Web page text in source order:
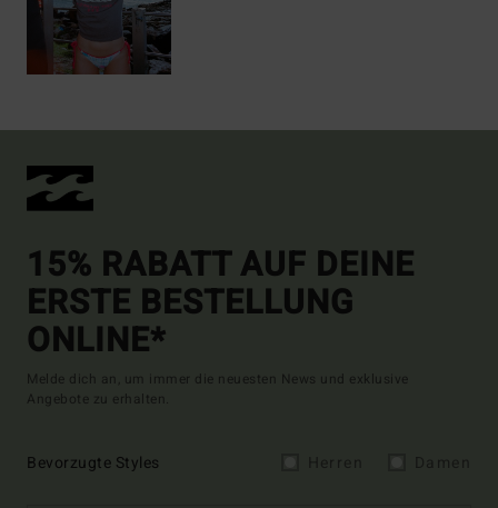
15% RABATT AUF DEINE
ERSTE BESTELLUNG
ONLINE*
Melde dich an, um immer die neuesten News und exklusive
Angebote zu erhalten.
Bevorzugte Styles